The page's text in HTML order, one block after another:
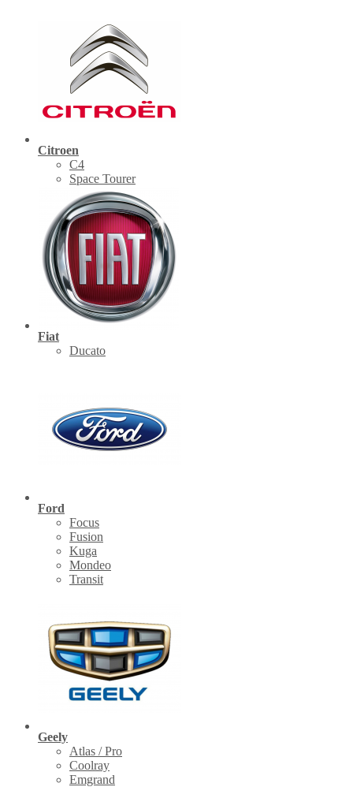
Citroen
C4
Space Tourer
Fiat
Ducato
Ford
Focus
Fusion
Kuga
Mondeo
Transit
Geely
Atlas / Pro
Coolray
Emgrand